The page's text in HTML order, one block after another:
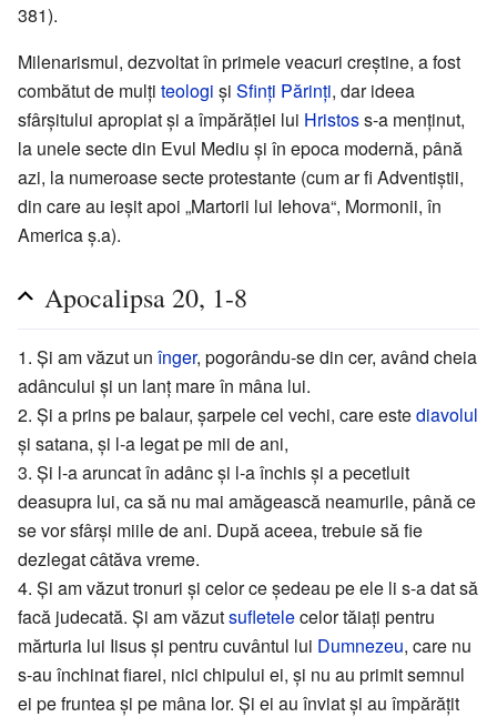
381).
Milenarismul, dezvoltat în primele veacuri creștine, a fost
combătut de mulți teologi și Sfinți Părinți, dar ideea
sfârșitului apropiat și a împărăției lui Hristoss-a menținut,
la unele secte din Evul Mediu și în epoca modernă, până
azi, la numeroase secte protestante (cum ar fi Adventiștii,
din care au ieșit apoi „Martorii lui Iehova“, Mormonii, în
America ș.a).
Apocalipsa 20, 1-8
1. Şi am văzut un înger, pogorându-se din cer, având cheia
adâncului şi un lanţ mare în mâna lui.
2. Şi a prins pe balaur, şarpele cel vechi, care estediavolul
şi satana, şi l-a legat pe mii de ani,
3. Şi l-a aruncat în adânc şi l-a închis şi a pecetluit
deasupra lui, ca să nu mai amăgească neamurile, până ce
se vor sfârşi miile de ani. După aceea, trebuie să fie
dezlegat câtăva vreme.
4. Şi am văzut tronuri şi celor ce şedeau pe ele li s-a dat să
facă judecată. Şi am văzutsufletelecelor tăiaţi pentru
mărturia lui Iisus şi pentru cuvântul lui Dumnezeu, care nu
s-au închinat fiarei, nici chipului ei, şi nu au primit semnul
ei pe fruntea şi pe mâna lor. Şi ei au înviat şi au împărăţit